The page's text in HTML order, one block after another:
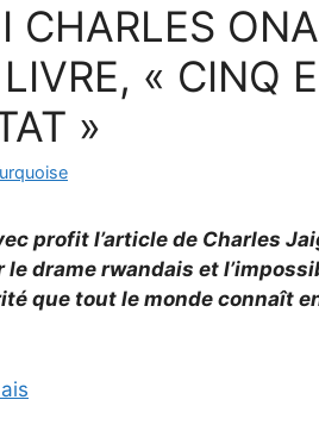
CHARLES
« CINQ
»
profit l’article de Charles
drame rwandais et
que tout le monde connaît